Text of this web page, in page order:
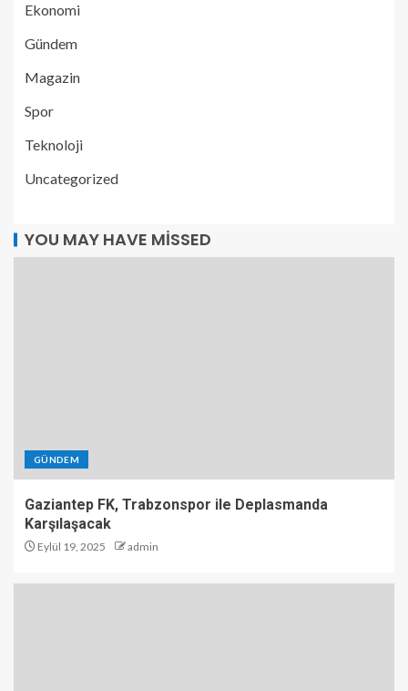
Ekonomi
Gündem
Magazin
Spor
Teknoloji
Uncategorized
YOU MAY HAVE MISSED
GÜNDEM
Gaziantep FK, Trabzonspor ile Deplasmanda
Karşılaşacak
Eylül 19, 2025 admin